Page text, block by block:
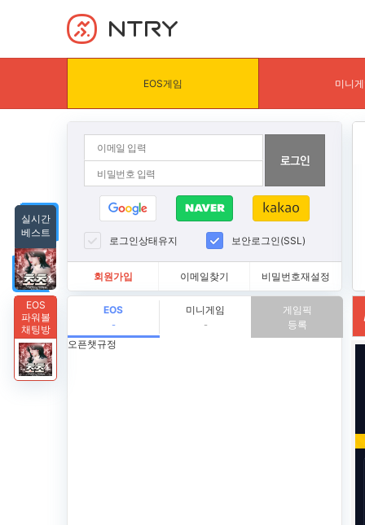
NTRY
EOS게임 미니
로그인상태유지 보안로그인(SSL)
회원가입 이메일찾기 비밀번호재설정
EOS
-
미니게임
-
게임픽
등록
실시간
베스트
EOS
파워볼
채팅방